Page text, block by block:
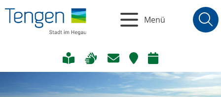
Menü